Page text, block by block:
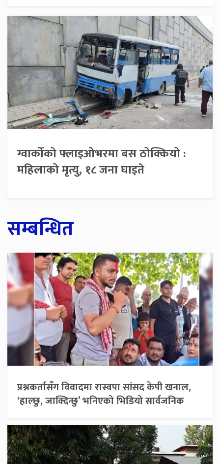
ग्वार्कोको फ्लाइओभरमा बस ठोक्कियो :
महिलाको मृत्यु, १८ जना घाइते
सम्बन्धित
प्रश्नकर्तासँग विवादमा रास्वपा सांसद केपी खनाल,
‘हाल्छु, जाक्दिन्छु’ भनिएको भिडियो सार्वजनिक